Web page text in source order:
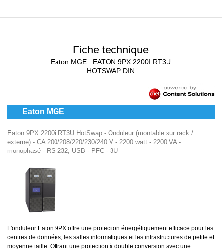
Fiche technique
Eaton MGE : EATON 9PX 2200I RT3U
HOTSWAP DIN
Eaton MGE
Eaton 9PX 2200i RT3U HotSwap - Onduleur (montable sur rack /
externe) - CA 200/208/220/230/240 V - 2200 watt - 2200 VA -
monophasé - RS-232, USB - PFC - 3U
L'onduleur Eaton 9PX offre une protection énergétiquement efficace pour les
centres de données, les salles informatiques et les infrastructures de petite et
moyenne taille. Offrant une protection à double conversion avec une